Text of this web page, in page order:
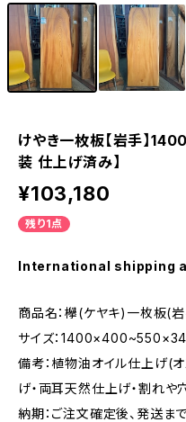
けやき一枚板【岩手】
装 仕上げ済み】
¥103,180
残り1点
International shipping
商品名：欅(ケヤキ)一枚板(
サイズ：
備考：植物油オイル仕上げ(
げ・両耳天然仕上げ・割れ
納期：ご注文確定後、発送ま